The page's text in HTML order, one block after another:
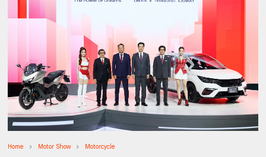
Home Motor Show Motorcycle